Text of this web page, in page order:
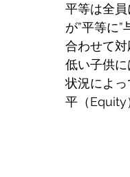
平等は全員
が”平等に
合わせて
低い子供
状況によっ
平（Equity